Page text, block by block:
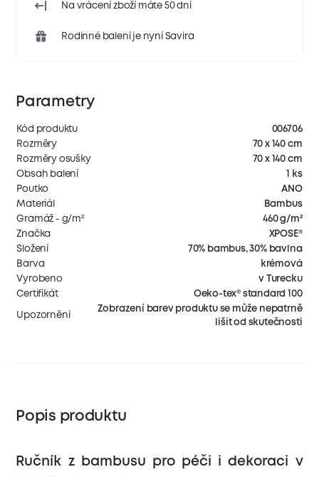
Na vrácení zboží máte 50 dní
Rodinné balení je nyní Savira
Parametry
Kód produktu
006706
Rozměry
70 x 140 cm
Rozměry osušky
70 x 140 cm
Obsah balení
1 ks
Poutko
ANO
Materiál
Bambus
Gramáž - g/m²
460 g/m²
Značka
XPOSE®
Složení
70% bambus, 30% bavlna
Barva
krémová
Vyrobeno
v Turecku
Certifikát
Oeko-tex® standard 100
Upozornění
Zobrazení barev produktu se může nepatrně
lišit od skutečnosti
Popis produktu
Ručník z bambusu pro péči i dekoraci v